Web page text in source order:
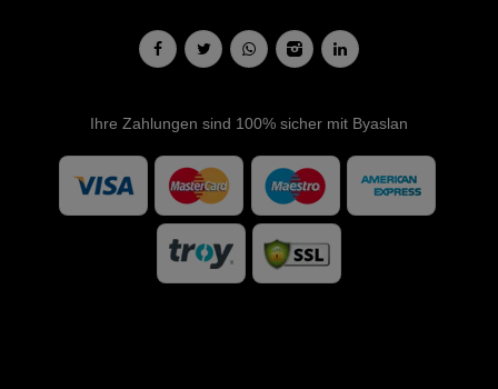
Ihre Zahlungen sind 100% sicher mit Byaslan